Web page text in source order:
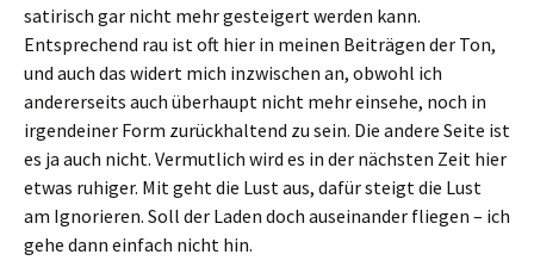
satirisch gar nicht mehr gesteigert werden kann.
Entsprechend rau ist oft hier in meinen Beiträgen der Ton,
und auch das widert mich inzwischen an, obwohl ich
andererseits auch überhaupt nicht mehr einsehe, noch in
irgendeiner Form zurückhaltend zu sein. Die andere Seite ist
es ja auch nicht. Vermutlich wird es in der nächsten Zeit hier
etwas ruhiger. Mit geht die Lust aus, dafür steigt die Lust
am Ignorieren. Soll der Laden doch auseinander fliegen – ich
gehe dann einfach nicht hin.